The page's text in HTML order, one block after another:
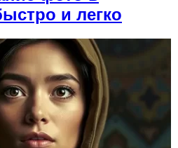
и легко